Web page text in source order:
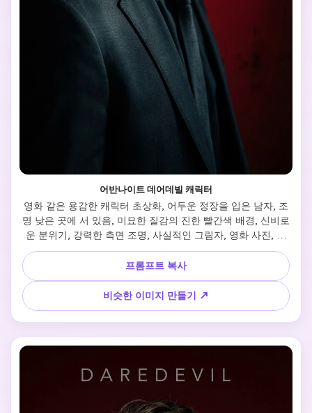
어반나이트 데어데빌 캐릭터
영화 같은 용감한 캐릭터 초상화, 어두운 정장을 입은 남자, 조
명 낮은 곳에 서 있음, 미묘한 질감의 진한 빨간색 배경, 신비로
운 분위기, 강력한 측면 조명, 사실적인 그림자, 영화 사진, 울
트라 HD, 전문적인 초상화 촬영
프롬프트 복사
비슷한 이미지 만들기 ↗